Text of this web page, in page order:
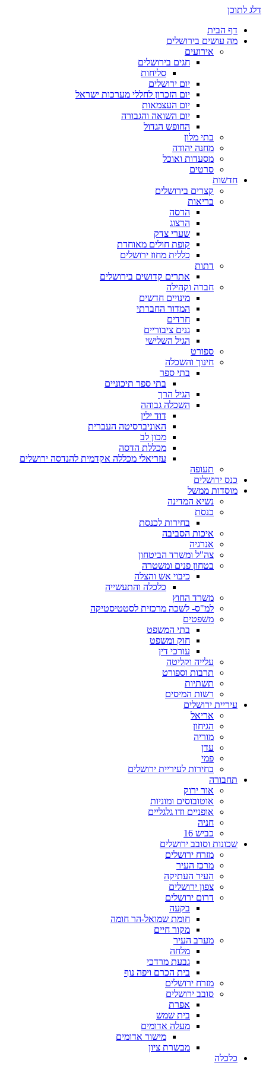
הבית
עושים בירושלים
אירועים
חגים בירושלים
סליחות
יום ירושלים
יום הזכרון לחללי מערכות ישראל
יום העצמאות
יום השואה והגבורה
החופש הגדול
בתי מלון
מחנה יהודה
מסעדות ואוכל
קצרים בירושלים
בריאות
שערי צדק
קופת חולים מאוחדת
כללית מחוז ירושלים
אתרים קדושים בירושלים
חברה וקהילה
מינויים חדשים
המדור החברתי
גנים ציבוריים
הגיל השלישי
חינוך והשכלה
בתי ספר
בתי ספר תיכוניים
הגיל הרך
השכלה גבוהה
דוד ילין
האוניברסיטה העברית
מכון לב
מכללת הדסה
עזריאלי מכללה אקדמית להנדסה ירושלים
ירושלים
ממשל
נשיא המדינה
בחירות לכנסת
איכות הסביבה
צה"ל ומשרד הביטחון
בטחון פנים ומשטרה
כיבוי אש והצלה
כלכלה והתעשייה
משרד החוץ
למ"ס- לשכה מרכזית לסטטיסטיקה
משפטים
בתי המשפט
חוק ומשפט
עורכי דין
עלייה וקליטה
תרבות וספורט
תשתיות
רשות המיסים
ירושלים
בחירות לעיריית ירושלים
אור ירוק
אוטובוסים ומוניות
אופניים ודו גלגליים
וסובב ירושלים
מזרח ירושלים
מרכז העיר
העיר העתיקה
צפון ירושלים
דרום ירושלים
חומת שמואל-הר חומה
מקור חיים
מערב העיר
גבעת מרדכי
בית הכרם ויפה נוף
מזרח ירושלים
סובב ירושלים
בית שמש
מעלה אדומים
מישור אדומים
מבשרת ציון